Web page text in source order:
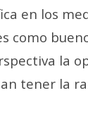
en los
como
la
tener la